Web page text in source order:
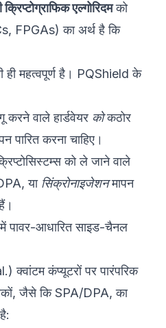
एल्गोरिदमको
FPGAs) का अर्थ है कि
ही महत्वपूर्ण है। PQShield के
करने वाले हार्डवेयर कोकठोर
पारित करना चाहिए।
को ले जाने वाले
, या सिंक्रोनाइजेशनमापन
पावर-आधारित साइड-चैनल
क्वांटम कंप्यूटरों पर पारंपरिक
जैसे कि SPA/DPA, का